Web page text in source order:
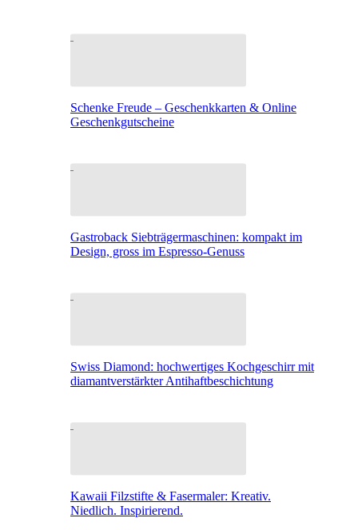
Schenke Freude – Geschenkkarten & Online
Geschenkgutscheine
Gastroback Siebträgermaschinen: kompakt im
Design, gross im Espresso-Genuss
Swiss Diamond: hochwertiges Kochgeschirr mit
diamantverstärkter Antihaftbeschichtung
Kawaii Filzstifte & Fasermaler: Kreativ.
Niedlich. Inspirierend.